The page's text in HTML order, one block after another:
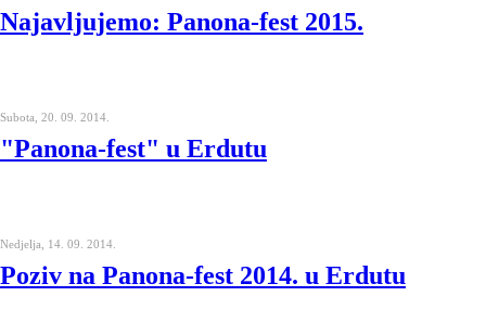
Najavljujemo: Panona-fest 2015.
Subota, 20. 09. 2014.
"Panona-fest" u Erdutu
Nedjelja, 14. 09. 2014.
Poziv na Panona-fest 2014. u Erdutu